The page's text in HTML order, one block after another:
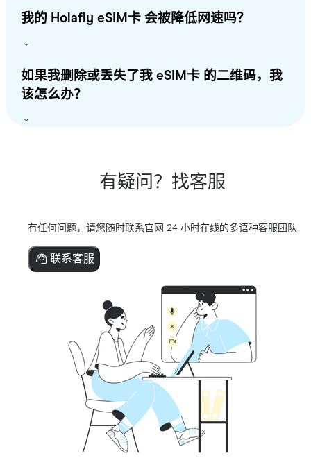
我的 Holafly eSIM卡 会被降低网速吗？
如果我删除或丢失了我 eSIM卡 的二维码，我
该怎么办？
有疑问？找客服
有任何问题，请您随时联系官网 24 小时在线的多语种客服团队
联系客服